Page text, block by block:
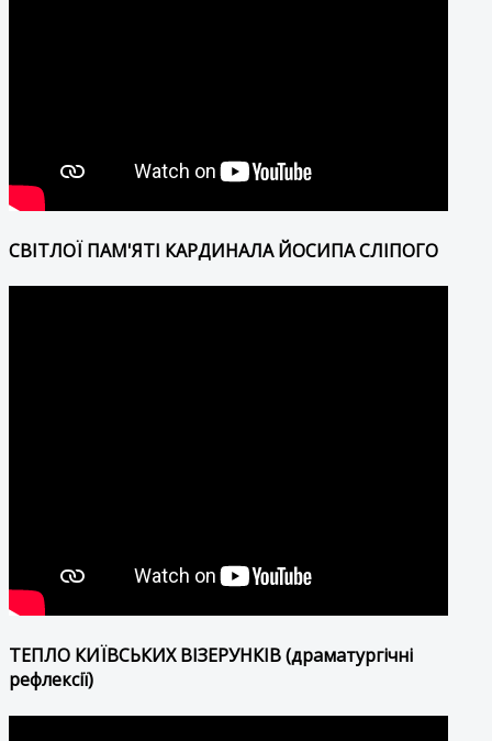
СВІТЛОЇ ПАМ'ЯТІ КАРДИНАЛА ЙОСИПА СЛІПОГО
ТЕПЛО КИЇВСЬКИХ ВІЗЕРУНКІВ (драматургічні
рефлексії)